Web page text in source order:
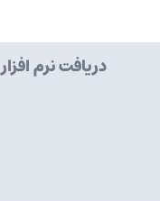
دریافت نرم افزار